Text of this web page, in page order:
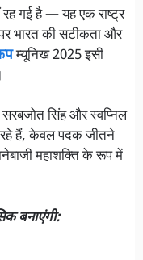
गई है — यह एक राष्ट्र
भारत की सटीकता और
म्यूनिख 2025 इसी
सिंह और स्वप्निल
हैं, केवल पदक जीतने
महाशक्ति के रूप में
बनाएंगी: